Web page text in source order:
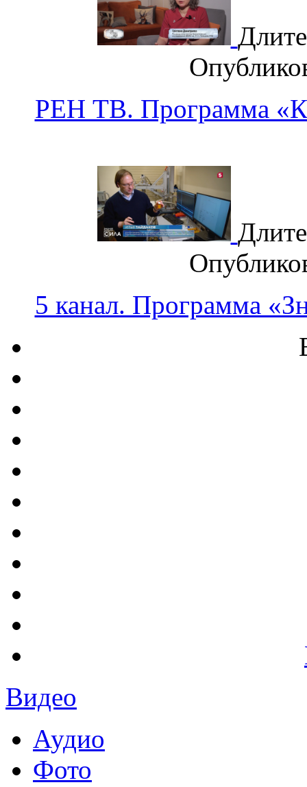
РЕН ТВ. Программа
5 канал. Программа
Видео
Аудио
Фото